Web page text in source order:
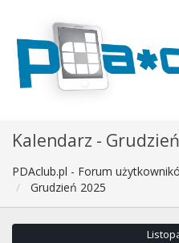
Kalendarz -
PDAclub.pl - Forum
Grudzień 2025